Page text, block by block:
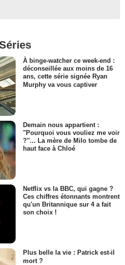
À binge-watcher ce week-end :
déconseillée aux moins de 16
ans, cette série signée Ryan
Murphy va vous captiver
Demain nous appartient :
"Pourquoi vous vouliez me voir
?"... La mère de Milo tombe de
haut face à Chloé
Netflix vs la BBC, qui gagne ?
Ces chiffres étonnants montrent
qu'un Britannique sur 4 a fait
son choix !
Plus belle la vie : Patrick est-il
mort ?